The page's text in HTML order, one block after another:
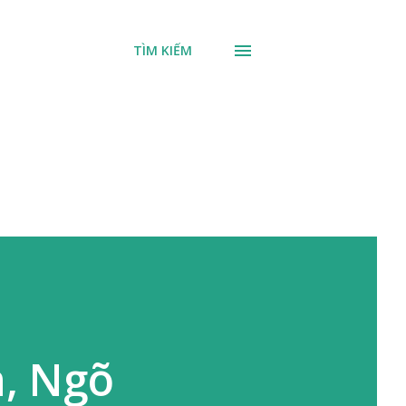
TÌM KIẾM
Ngõ